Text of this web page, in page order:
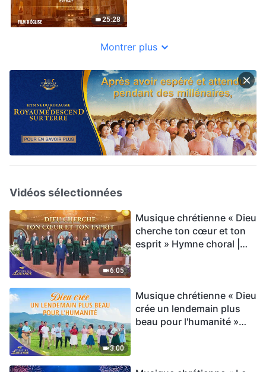
25:28
Montrer plus
Vidéos sélectionnées
6:05
Musique chrétienne « Dieu
cherche ton cœur et ton
esprit » Hymne choral |
3:00
Musique chrétienne « Dieu
crée un lendemain plus
beau pour l'humanité »